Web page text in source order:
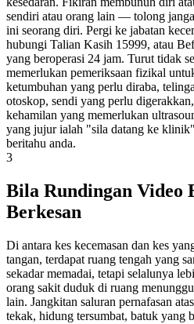
sendiri atau orang lain — tolong
ini seorang diri. Pergi ke jabatan
hubungi Talian Kasih 15999, atau
yang beroperasi 24 jam. Turut tidak
memerlukan pemeriksaan fizikal
ketumbuhan yang perlu diraba,
otoskop, sendi yang perlu
kehamilan yang memerlukan
yang jujur ialah "sila datang ke
beritahu anda.
3
Bila Rundingan Video
Berkesan
Di antara kes kecemasan dan kes
tangan, terdapat ruang tengah yang
sekadar memadai, tetapi selalunya
orang sakit duduk di ruang
lain. Jangkitan saluran pernafasan
tekak, hidung tersumbat, batuk yang